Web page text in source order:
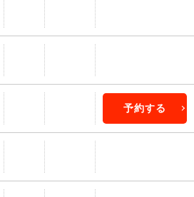
予約する